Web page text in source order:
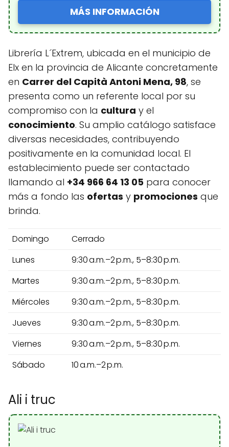
MÁS INFORMACIÓN
Librería L´Extrem, ubicada en el municipio de
Elx en la provincia de Alicante concretamente
en Carrer del Capità Antoni Mena, 98, se
presenta como un referente local por su
compromiso con la cultura y el
conocimiento. Su amplio catálogo satisface
diversas necesidades, contribuyendo
positivamente en la comunidad local. El
establecimiento puede ser contactado
llamando al +34 966 64 13 05 para conocer
más a fondo las ofertas y promociones que
brinda.
Domingo
Cerrado
Lunes
9:30 a.m.–2 p.m., 5–8:30 p.m.
Martes
9:30 a.m.–2 p.m., 5–8:30 p.m.
Miércoles
9:30 a.m.–2 p.m., 5–8:30 p.m.
Jueves
9:30 a.m.–2 p.m., 5–8:30 p.m.
Viernes
9:30 a.m.–2 p.m., 5–8:30 p.m.
Sábado
10 a.m.–2 p.m.
Ali i truc